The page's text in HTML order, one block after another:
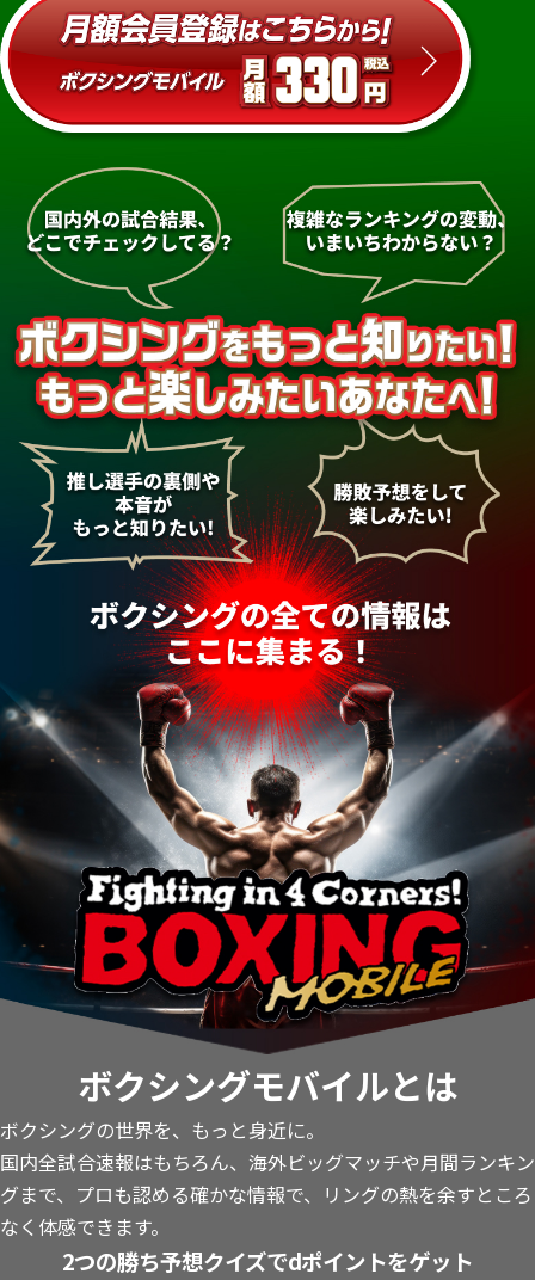
ボクシングモバイルとは
ボクシングの世界を、もっと身近に。
国内全試合速報はもちろん、海外ビッグマッチや月間ランキン
グまで、プロも認める確かな情報で、リングの熱を余すところ
なく体感できます。
2つの勝ち予想クイズでdポイントをゲット